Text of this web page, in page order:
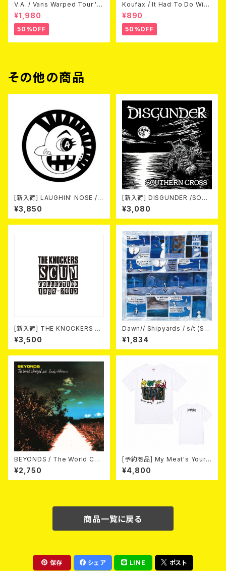
V.A. / Vans Warped Tour '0
3 (DVD)
¥1,980
50%OFF
Koufax / It Had To Do With
Love (CD)
¥890
50%OFF
その他の商品
[新入荷] LAUGHIN' NOSE / P
USSY FOR SALE (LP)
¥3,850
[新入荷] DISGUNDER /SOUT
HERN CROSS (CD)
¥3,080
[新入荷] THE KNOCKERS 『S
CUM COLLECTION 1999
～2013』(2xCD)
¥3,500
Dawn// Shipyards / s/t (Spl
it) LP＋CD
¥1,834
BEYONDS / The World Cha
nged Into Sunday Afternoo
n 10"＋CD＋DVD
¥2,750
[予約商品] My Meat's Your
Poison -あんたにゃ毒でもオイ
ラにゃ薬- (WHITE) 熊本地震
復興支援T-shirt (XXL & XXX
¥4,800
商品一覧に戻る
保存 シェア LINE ポスト